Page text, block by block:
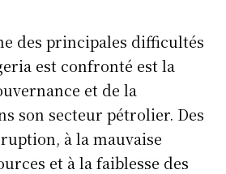
des principales difficultés
est confronté est la
et de la
son secteur pétrolier. Des
à la mauvaise
et à la faiblesse des